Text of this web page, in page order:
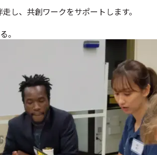
し、共創ワークをサポートします。
。